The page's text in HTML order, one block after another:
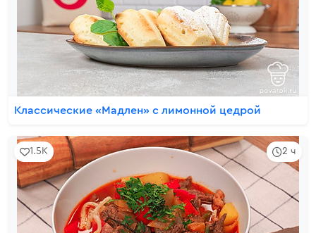
Классические «Мадлен» с лимонной цедрой
2 ч
1.5K